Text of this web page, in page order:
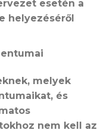
esetén a
helyezéséről
melyek
és
nem kell az